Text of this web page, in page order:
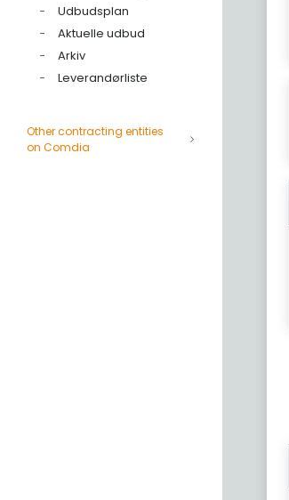
Udbudsplan
Aktuelle udbud
Arkiv
Leverandørliste
Other contracting entities
on Comdia